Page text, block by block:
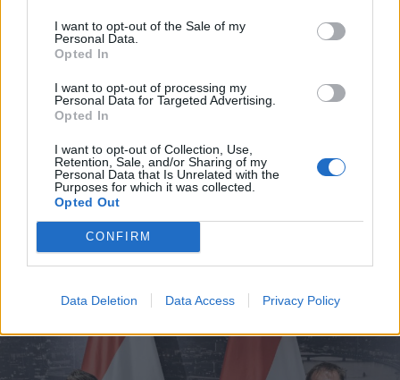
I want to opt-out of the Sale of my
Personal Data.
Opted In
I want to opt-out of processing my
Personal Data for Targeted Advertising.
Opted In
I want to opt-out of Collection, Use,
Retention, Sale, and/or Sharing of my
Personal Data that Is Unrelated with the
Purposes for which it was collected.
Opted Out
CONFIRM
Data Deletion Data Access Privacy Policy
Hétvégén is folytatódik a gázolaj
árának csökkenése